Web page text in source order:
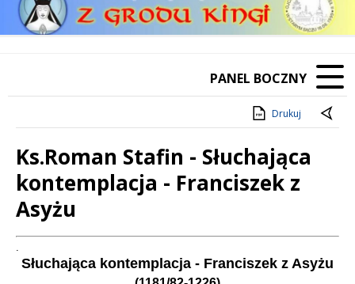
PANEL BOCZNY
Drukuj
Ks.Roman Stafin - Słuchająca
kontemplacja - Franciszek z
Asyżu
Treść
Słuchająca kontemplacja - Franciszek z Asyżu